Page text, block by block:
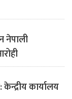
नेपाली
कार्यालय